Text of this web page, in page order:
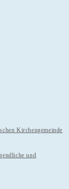
Kirchengemeinde
und